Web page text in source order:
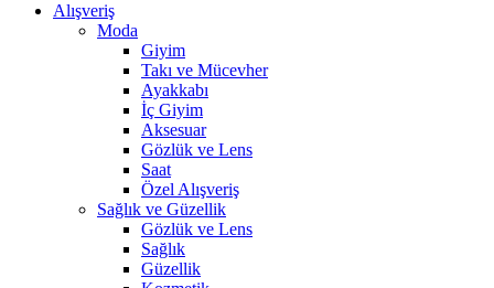
Alışveriş
Moda
Giyim
Takı ve Mücevher
Ayakkabı
İç Giyim
Aksesuar
Gözlük ve Lens
Saat
Özel Alışveriş
Sağlık ve Güzellik
Gözlük ve Lens
Sağlık
Güzellik